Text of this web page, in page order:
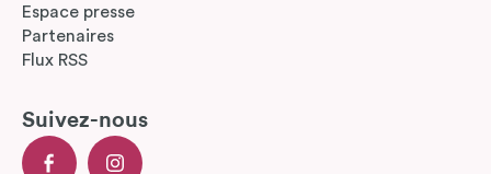
Espace presse
Partenaires
Flux RSS
Suivez-nous